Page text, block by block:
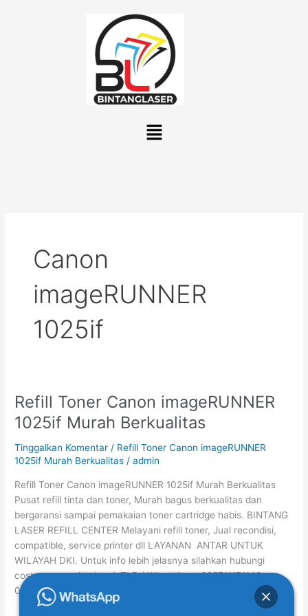
Menu
Canon
imageRUNNER
1025if
Refill Toner Canon imageRUNNER
1025if Murah Berkualitas
Tinggalkan Komentar / Refill Toner Canon imageRUNNER
1025if Murah Berkualitas /admin
Refill Toner Canon imageRUNNER 1025if Murah Berkualitas
Pusat refill tinta dan toner, Murah bagus berkualitas dan
bergaransi sampai pemakaian toner cartridge habis. BINTANG
LASER REFILL CENTER Melayani refill toner, Jual recondisi,
compatible, service printer dll LAYANAN ANTAR UNTUK
WILAYAH DKI. Untuk info lebih jelasnya silahkan hubungi
costumer service kami. TLP / WhatsApp : 085711171140-
081315202248 Refill Toner […]
Refill
Toner
Canon
imageRUNNER
1025if
Berkualitas